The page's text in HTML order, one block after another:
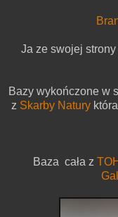
Ja ze swojej
Bazy wykończone w
z Skarby Naturyktóra
Baza cała z